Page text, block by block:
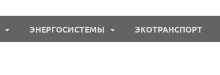
ЭНЕРГОСИСТЕМЫ ЭКОТРАНСПОРТ